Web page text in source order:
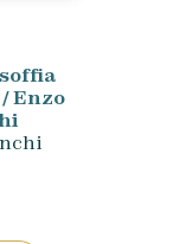
Enzo